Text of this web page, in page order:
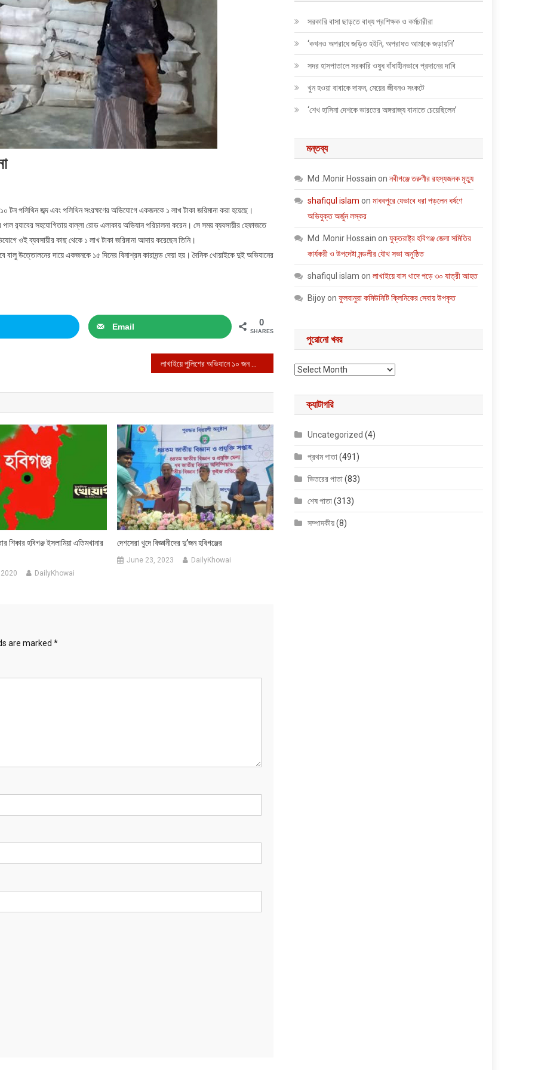
টন পলিথিন জব্দ এবং পলিথিন সংরক্ষণের অভিযোগে একজনকে ১ লাখ টাকা জরিমানা করা হয়েছে।
র‌্যাবের সহযোগিতায় বাল্লা রোড এলাকায় অভিযান পরিচালনা করেন। সে সময় ব্যবসায়ীর হেফাজতে
ওই ব্যবসায়ীর কাছ থেকে ১ লাখ টাকা জরিমানা আদায় করেছেন তিনি।
উত্তোলনের দায়ে একজনকে ১৫ দিনের বিনাশ্রম কারাদন্ড দেয়া হয়। দৈনিক খোয়াইকে দুই অভিযানের
Email 0
SHARES
শিকার হবিগঞ্জ ইসলামিয়া এতিমখানার
DailyKhowai
দেশসেরা খুদে বিজ্ঞানীদের দু’জন হবিগঞ্জের
June 23, 2023 DailyKhowai
are marked *
সরকারি বাসা ছাড়তে বাধ্য প্রশিক্ষক ও কর্মচারীরা
‘কখনও অপরাধে জড়িত হইনি, অপরাধও আমাকে জড়ায়নি’
সদর হাসপাতালে সরকারি ওষুধ বাঁধাহীনভাবে প্রদানের দাবি
খুন হওয়া বাবাকে দাফন, মেয়ের জীবনও সংকটে
‘শেখ হাসিনা দেশকে ভারতের অঙ্গরাজ্য বানাতে চেয়েছিলেন’
মন্তব্য
Md .Monir Hossain onনবীগঞ্জে তরুণীর রহস্যজনক মৃত্যু
shafiqul islam onমাধবপুরে যেভাবে ধরা পড়লেন ধর্ষণে
অভিযুক্ত অর্জুন লস্কর
Md .Monir Hossain onযুক্তরাষ্ট্র হবিগঞ্জ জেলা সমিতির
কার্যকরী ও উপদেষ্টা মন্ডলীর যৌথ সভা অনুষ্ঠিত
shafiqul islam onলাখাইয়ে বাস খাদে পড়ে ৩০ যাত্রী আহত
Bijoyonফুলবানুরা কমিউনিটি ক্লিনিকের সেবায় উপকৃত
পুরোনো খবর
পুরোনো খবর
ক্যাটাগরি
Uncategorized (4)
প্রথম পাতা(491)
ভিতরের পাতা(83)
শেষ পাতা(313)
সম্পাদকীয়(8)